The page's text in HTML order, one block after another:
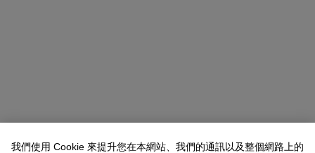
我們使用 Cookie 來提升您在本網站、我們的通訊以及整個網路上的